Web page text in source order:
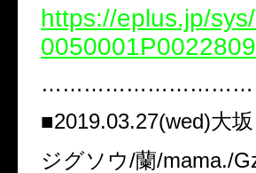
https://eplus.jp/
■2019.03.27(wed)大
ジグソウ/蘭/mama./